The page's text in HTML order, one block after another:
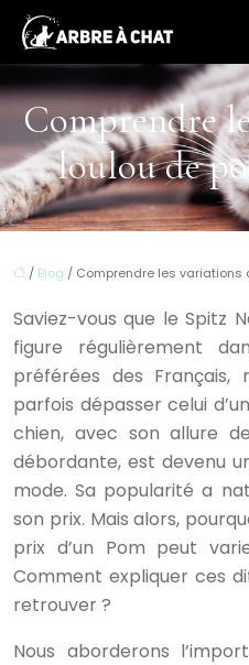
Comprendre
loulou de
/ Blog / Comprendre les variations
Saviez-vous que le Spitz
figure régulièrement
préférées des
parfois dépasser celui
chien, avec son allure
débordante, est devenu
mode. Sa popularité a
son prix. Mais alors,
prix d’un Pom peut
Comment expliquer ces
retrouver ?
Nous aborderons